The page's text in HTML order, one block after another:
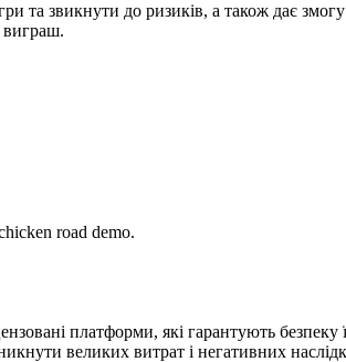
та звикнути до ризиків, а також дає
виграш.
road demo.
платформи, які гарантують
великих витрат і негативних